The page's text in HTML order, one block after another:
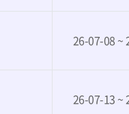
26-07-08 ~
26-07-13 ~